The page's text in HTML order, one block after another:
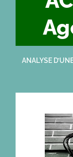
ANALYSE